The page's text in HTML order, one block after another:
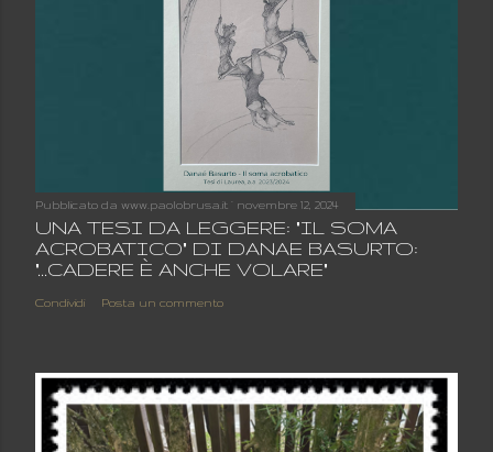
Pubblicato da www.paolobrusa.it novembre 12, 2024
UNA TESI DA LEGGERE: "IL SOMA
ACROBATICO" DI DANAE BASURTO:
"...CADERE È ANCHE VOLARE"
Condividi Posta un commento